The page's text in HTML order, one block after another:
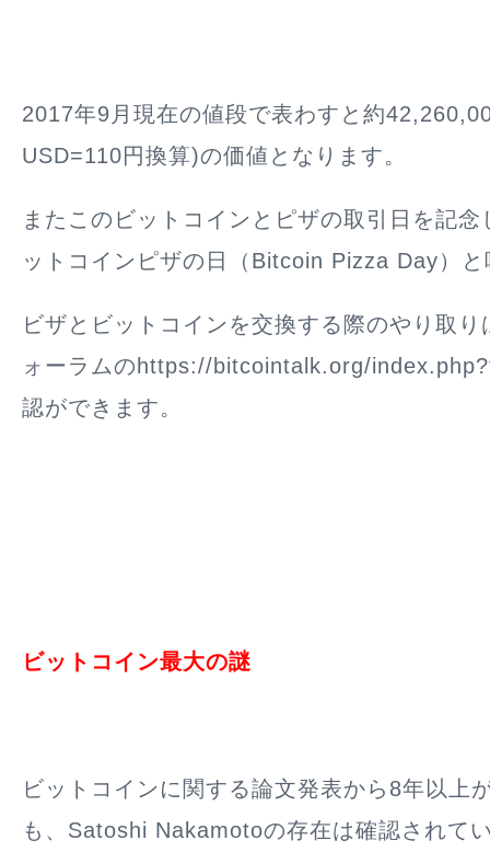
2017年9月現在の値段で表わすと約
USD=110円換算)の価値となります。
またこのビットコインとピザの取引日を記
ットコインピザの日（Bitcoin Pizza Day）
ビザとビットコインを交換する際のやり取
ォーラムのhttps://bitcointalk.org/
認ができます。
ビットコイン最大の謎
ビットコインに関する論文発表から8年以上
も、Satoshi Nakamotoの存在は確認されて